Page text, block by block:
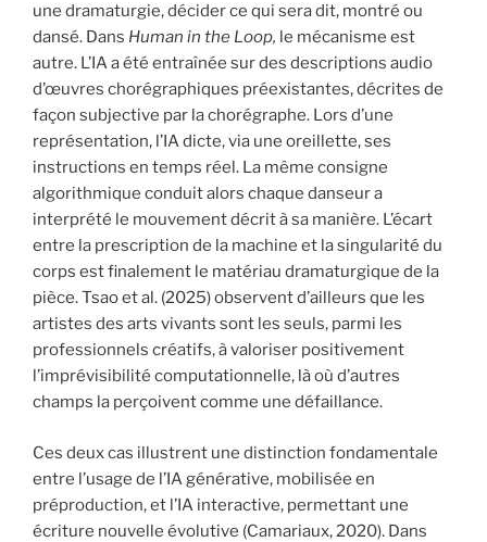
une dramaturgie, décider ce qui sera dit, montré ou
dansé. Dans Human in the Loop, le mécanisme est
autre. L’IA a été entraînée sur des descriptions audio
d’œuvres chorégraphiques préexistantes, décrites de
façon subjective par la chorégraphe. Lors d’une
représentation, l’IA dicte, via une oreillette, ses
instructions en temps réel. La même consigne
algorithmique conduit alors chaque danseur a
interprété le mouvement décrit à sa manière. L’écart
entre la prescription de la machine et la singularité du
corps est finalement le matériau dramaturgique de la
pièce. Tsao et al. (2025) observent d’ailleurs que les
artistes des arts vivants sont les seuls, parmi les
professionnels créatifs, à valoriser positivement
l’imprévisibilité computationnelle, là où d’autres
champs la perçoivent comme une défaillance.
Ces deux cas illustrent une distinction fondamentale
entre l’usage de l’IA générative, mobilisée en
préproduction, et l’IA interactive, permettant une
écriture nouvelle évolutive (Camariaux, 2020). Dans